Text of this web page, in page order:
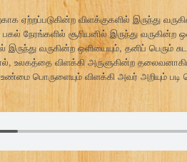
ஏற்றப்படுகின்ற விளக்குகளில் இருந்து
பகல் நேரங்களில் சூரியனில் இருந்து
வருகின்ற ஒளியையும், தனிப் பெரும்
உலகத்தை விளக்கி அருளுகின்ற
பொருளையும் விளக்கி அவர் அறியும்